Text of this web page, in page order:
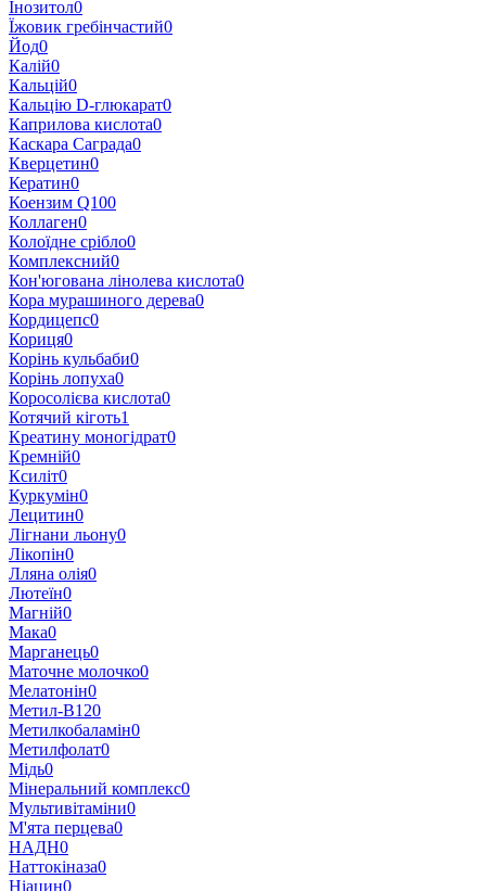
Інозитол0
Їжовик гребінчастий0
Йод0
Калій0
Кальцій0
Кальцію D-глюкарат0
Каприлова кислота0
Каскара Саграда0
Кверцетин0
Кератин0
Коензим Q100
Коллаген0
Колоїдне срібло0
Комплексний0
Кон'югована лінолева кислота0
Кора мурашиного дерева0
Кордицепс0
Кориця0
Корінь кульбаби0
Корінь лопуха0
Коросолієва кислота0
Котячий кіготь1
Креатину моногідрат0
Кремній0
Ксиліт0
Куркумін0
Лецитин0
Лігнани льону0
Лікопін0
Лляна олія0
Лютеїн0
Магній0
Мака0
Марганець0
Маточне молочко0
Мелатонін0
Метил-В120
Метилкобаламін0
Метилфолат0
Мідь0
Мінеральний комплекс0
Мультивітаміни0
М'ята перцева0
НАДН0
Наттокіназа0
Ніацин0